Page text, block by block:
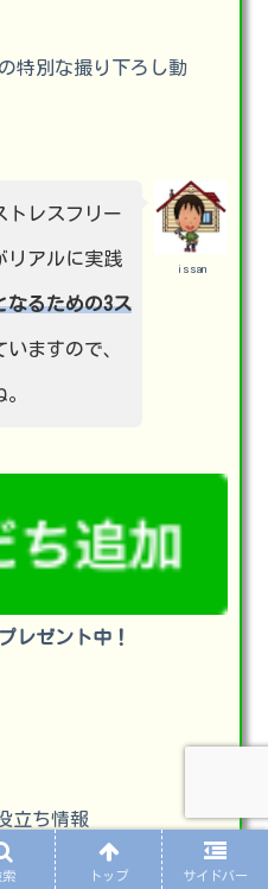
の特別な撮り下ろし動
issan
トレスフリー
リアルに実践
なるための3ス
ますので、
レゼント中！
立ち情報
索 トップ サイドバー